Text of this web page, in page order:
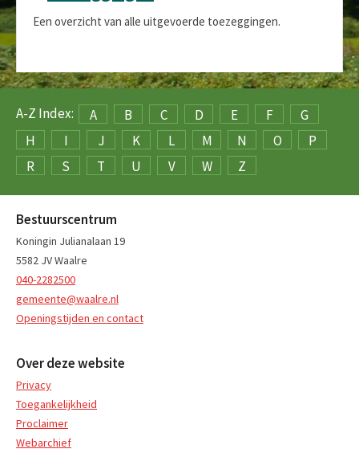
Een overzicht van alle uitgevoerde toezeggingen.
A-Z Index: A B C D E F
G
H
I J K L M N O
P
R
S T U V W Z
Bestuurscentrum
Koningin Julianalaan 19
5582 JV Waalre
040-2282500
gemeente@waalre.nl
Openingstijden en contact
Over deze website
Privacy
Toegankelijkheid
Proclaimer
Webarchief